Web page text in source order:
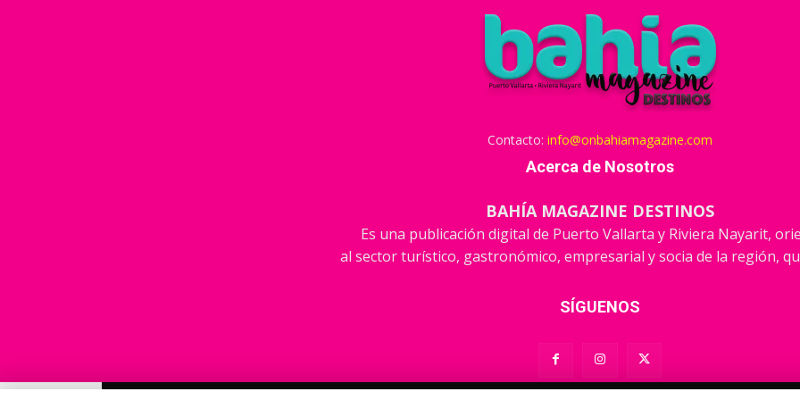
Contacto: info@onbahiamagazine.com
Acerca de Nosotros
BAHÍA MAGAZINE DESTINOS
Es una publicación digital de Puerto Vallarta y Riviera Nayarit,
al sector turístico, gastronómico, empresarial y socia de la región,
SÍGUENOS